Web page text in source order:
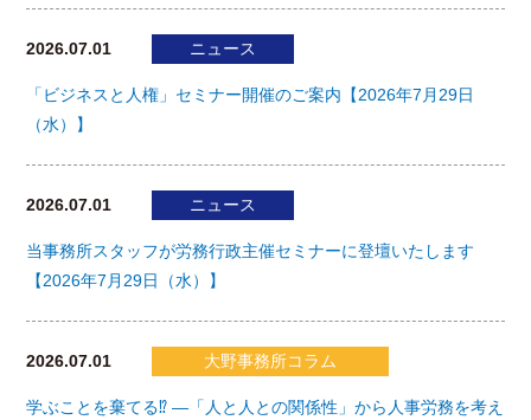
2026.07.01 ニュース
「ビジネスと人権」セミナー開催のご案内【2026年7月29日
（水）】
2026.07.01 ニュース
当事務所スタッフが労務行政主催セミナーに登壇いたします
【2026年7月29日（水）】
2026.07.01 大野事務所コラム
学ぶことを棄てる⁉ ―「人と人との関係性」から人事労務を考え